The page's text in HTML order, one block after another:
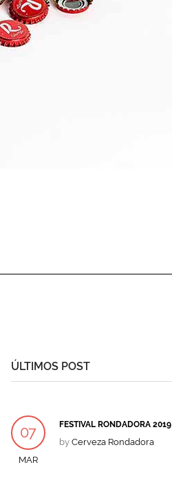
ÚLTIMOS POST
07
MAR
FESTIVAL RONDADORA 2019
by Cerveza Rondadora